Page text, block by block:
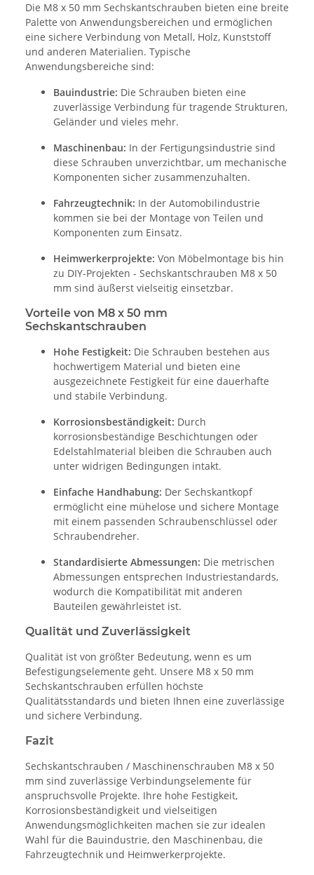
Die M8 x 50 mm Sechskantschrauben bieten eine breite
Palette von Anwendungsbereichen und ermöglichen
eine sichere Verbindung von Metall, Holz, Kunststoff
und anderen Materialien. Typische
Anwendungsbereiche sind:
Bauindustrie: Die Schrauben bieten eine
zuverlässige Verbindung für tragende Strukturen,
Geländer und vieles mehr.
Maschinenbau: In der Fertigungsindustrie sind
diese Schrauben unverzichtbar, um mechanische
Komponenten sicher zusammenzuhalten.
Fahrzeugtechnik: In der Automobilindustrie
kommen sie bei der Montage von Teilen und
Komponenten zum Einsatz.
Heimwerkerprojekte: Von Möbelmontage bis hin
zu DIY-Projekten - Sechskantschrauben M8 x 50
mm sind äußerst vielseitig einsetzbar.
Vorteile von M8 x 50 mm
Sechskantschrauben
Hohe Festigkeit: Die Schrauben bestehen aus
hochwertigem Material und bieten eine
ausgezeichnete Festigkeit für eine dauerhafte
und stabile Verbindung.
Korrosionsbeständigkeit: Durch
korrosionsbeständige Beschichtungen oder
Edelstahlmaterial bleiben die Schrauben auch
unter widrigen Bedingungen intakt.
Einfache Handhabung: Der Sechskantkopf
ermöglicht eine mühelose und sichere Montage
mit einem passenden Schraubenschlüssel oder
Schraubendreher.
Standardisierte Abmessungen: Die metrischen
Abmessungen entsprechen Industriestandards,
wodurch die Kompatibilität mit anderen
Bauteilen gewährleistet ist.
Qualität und Zuverlässigkeit
Qualität ist von größter Bedeutung, wenn es um
Befestigungselemente geht. Unsere M8 x 50 mm
Sechskantschrauben erfüllen höchste
Qualitätsstandards und bieten Ihnen eine zuverlässige
und sichere Verbindung.
Fazit
Sechskantschrauben / Maschinenschrauben M8 x 50
mm sind zuverlässige Verbindungselemente für
anspruchsvolle Projekte. Ihre hohe Festigkeit,
Korrosionsbeständigkeit und vielseitigen
Anwendungsmöglichkeiten machen sie zur idealen
Wahl für die Bauindustrie, den Maschinenbau, die
Fahrzeugtechnik und Heimwerkerprojekte.